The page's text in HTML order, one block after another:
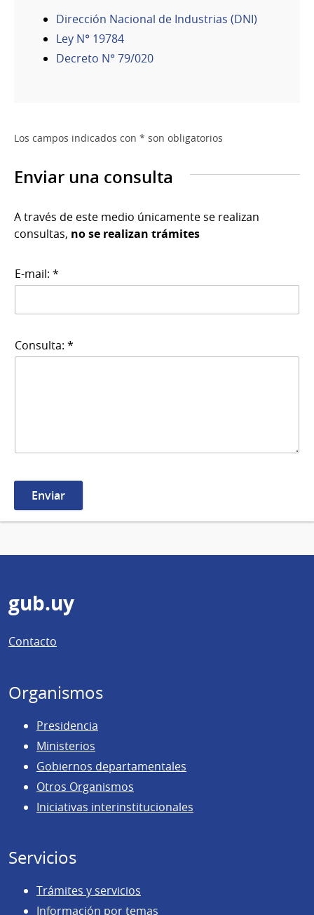
Dirección Nacional de Industrias (DNI)
Ley N° 19784
Decreto N° 79/020
Los campos indicados con * son obligatorios
Enviar una consulta
A través de este medio únicamente se realizan
consultas, no se realizan trámites
E-mail: *
Consulta: *
Pie
de
página
gub.uy
Contacto
Organismos
Presidencia
Ministerios
Gobiernos departamentales
Otros Organismos
Iniciativas interinstitucionales
Servicios
Trámites y servicios
Información por temas